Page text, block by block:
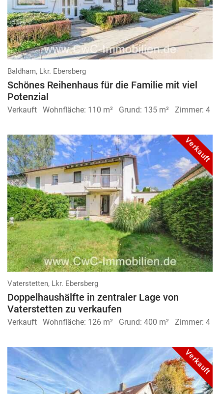
Baldham, Lkr. Ebersberg
Schönes Reihenhaus für die Familie mit viel
Potenzial
Verkauft Wohnfläche: 110 m² Grund: 135 m² Zimmer: 4
Verkauft
Vaterstetten, Lkr. Ebersberg
Doppelhaushälfte in zentraler Lage von
Vaterstetten zu verkaufen
Verkauft Wohnfläche: 126 m² Grund: 400 m² Zimmer: 4
Verkauft